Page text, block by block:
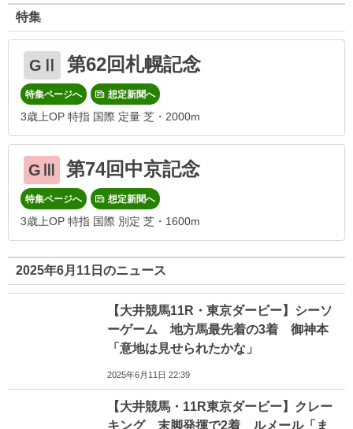
特集
GⅡ 第62回札幌記念
特集ページへ 想定新聞へ
3歳上OP 特指 国際 定量 芝・2000m
GⅢ 第74回中京記念
特集ページへ 想定新聞へ
3歳上OP 特指 国際 別定 芝・1600m
2025年6月11日のニュース
【大井競馬11R・東京ダービー】シーソ
ーゲーム 地方馬最先着の3着 御神本
「意地は見せられたかな」
2025年6月11日 22:39
【大井競馬・11R東京ダービー】クレー
キング 末脚発揮で2着 ルメール「ま